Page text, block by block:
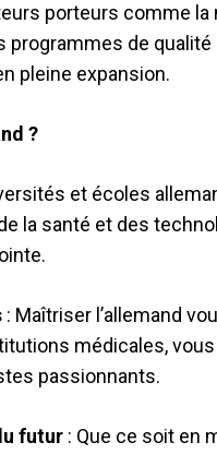
porteurs comme la
programmes de
pleine expansion.
?
et écoles
la santé et des
: Maîtriser l’allemand
médicales,
passionnants.
futur : Que ce soit en